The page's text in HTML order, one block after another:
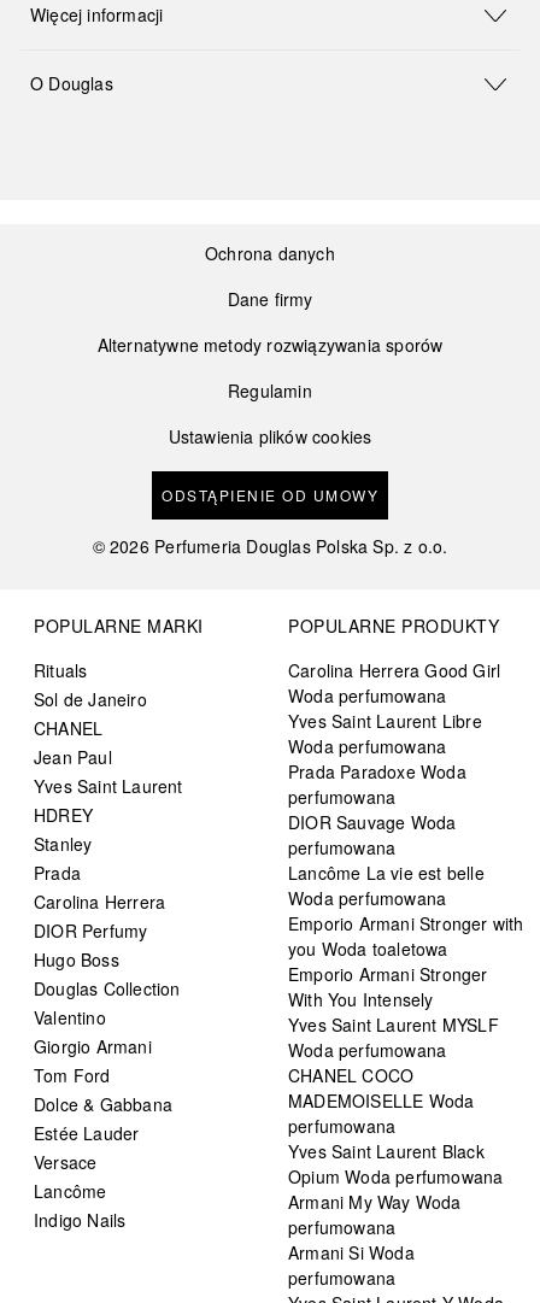
Więcej informacji
O Douglas
Ochrona danych
Dane firmy
Alternatywne metody rozwiązywania sporów
Regulamin
Ustawienia plików cookies
ODSTĄPIENIE OD UMOWY
©2026 Perfumeria Douglas Polska Sp. z o.o.
POPULARNE MARKI
Rituals
Sol de Janeiro
CHANEL
Jean Paul
Yves Saint Laurent
HDREY
Stanley
Prada
Carolina Herrera
DIOR Perfumy
Hugo Boss
Douglas Collection
Valentino
Giorgio Armani
Tom Ford
Dolce & Gabbana
Estée Lauder
Versace
Lancôme
Indigo Nails
POPULARNE PRODUKTY
Carolina Herrera Good Girl
Woda perfumowana
Yves Saint Laurent Libre
Woda perfumowana
Prada Paradoxe Woda
perfumowana
DIOR Sauvage Woda
perfumowana
Lancôme La vie est belle
Woda perfumowana
Emporio Armani Stronger with
you Woda toaletowa
Emporio Armani Stronger
With You Intensely
Yves Saint Laurent MYSLF
Woda perfumowana
CHANEL COCO
MADEMOISELLE Woda
perfumowana
Yves Saint Laurent Black
Opium Woda perfumowana
Armani My Way Woda
perfumowana
Armani Si Woda
perfumowana